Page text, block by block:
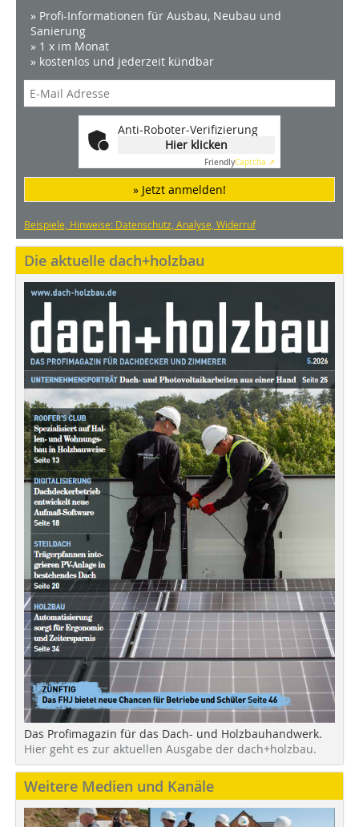
» Profi-Informationen für Ausbau, Neubau und
Sanierung
» 1 x im Monat
» kostenlos und jederzeit kündbar
Anti-Roboter-Verifizierung
Hier klicken
FriendlyCaptcha ⇗
» Jetzt anmelden!
Beispiele, Hinweise: Datenschutz, Analyse, Widerruf
Die aktuelle dach+holzbau
Das Profimagazin für das Dach- und Holzbauhandwerk.
Hier geht es zur aktuellen Ausgabe der dach+holzbau.
Weitere Medien und Kanäle